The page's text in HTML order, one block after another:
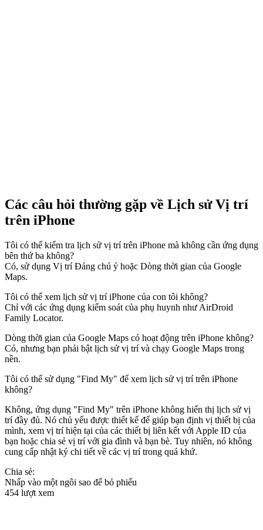
Các câu hỏi thường gặp về Lịch sử Vị trí
trên iPhone
Tôi có thể kiểm tra lịch sử vị trí trên iPhone mà không cần ứng dụng
bên thứ ba không?
Có, sử dụng Vị trí Đáng chú ý hoặc Dòng thời gian của Google
Maps.
Tôi có thể xem lịch sử vị trí iPhone của con tôi không?
Chỉ với các ứng dụng kiểm soát của phụ huynh như AirDroid
Family Locator.
Dòng thời gian của Google Maps có hoạt động trên iPhone không?
Có, nhưng bạn phải bật lịch sử vị trí và chạy Google Maps trong
nền.
Tôi có thể sử dụng "Find My" để xem lịch sử vị trí trên iPhone
không?
Không, ứng dụng "Find My" trên iPhone không hiển thị lịch sử vị
trí đầy đủ. Nó chủ yếu được thiết kế để giúp bạn định vị thiết bị của
mình, xem vị trí hiện tại của các thiết bị liên kết với Apple ID của
bạn hoặc chia sẻ vị trí với gia đình và bạn bè. Tuy nhiên, nó không
cung cấp nhật ký chi tiết về các vị trí trong quá khứ.
Chia sẻ:
Nhấp vào một ngôi sao để bỏ phiếu
454 lượt xem